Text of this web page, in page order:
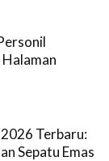
Terbaru:
Sepatu Emas